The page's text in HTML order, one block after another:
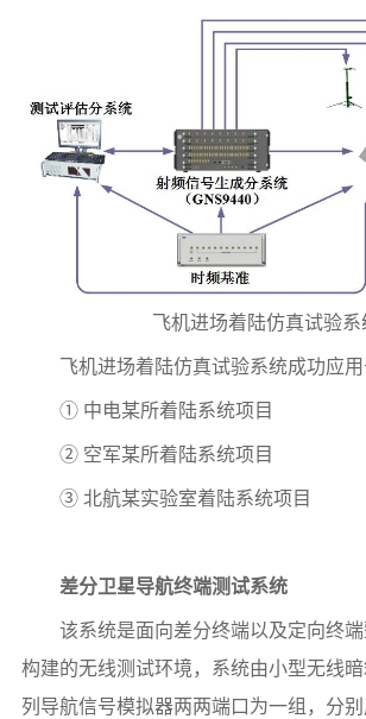
飞机进场着陆仿真试验系
飞机进场着陆仿真试验系统成功应
① 中电某所着陆系统项目
② 空军某所着陆系统项目
③ 北航某实验室着陆系统项目
差分卫星导航终端测试系统
该系统是面向差分终端以及定向终
构建的无线测试环境，系统由小型无线
列导航信号模拟器两两端口为一组，分